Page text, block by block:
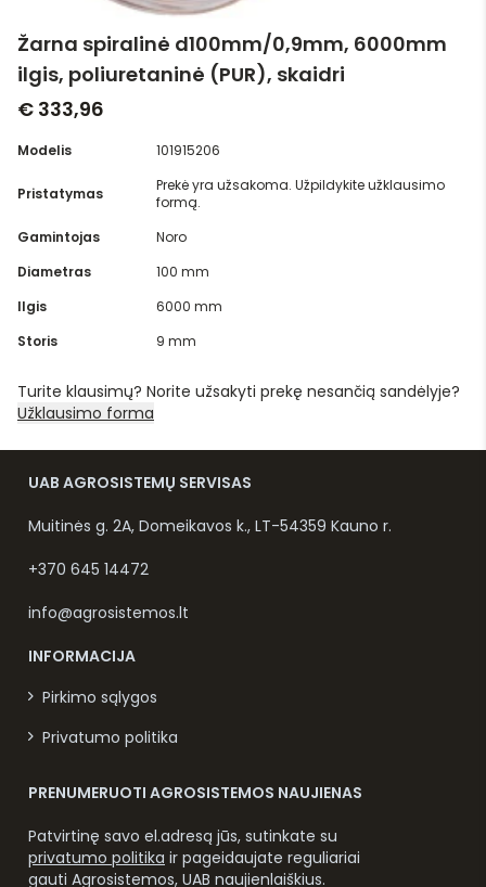
Žarna spiralinė d100mm/0,9mm, 6000mm
ilgis, poliuretaninė (PUR), skaidri
€ 333,96
Modelis 101915206
Pristatymas
Prekė yra užsakoma. Užpildykite užklausimo
formą.
Gamintojas
Noro
Diametras
100 mm
Ilgis
6000 mm
Storis
9 mm
Turite klausimų? Norite užsakyti prekę nesančią sandėlyje?
Užklausimo forma
UAB AGROSISTEMŲ SERVISAS
Muitinės g. 2A, Domeikavos k., LT-54359 Kauno r.
+370 645 14472
info@agrosistemos.lt
INFORMACIJA
Pirkimo sąlygos
Privatumo politika
PRENUMERUOTI AGROSISTEMOS NAUJIENAS
Patvirtinę savo el.adresą jūs, sutinkate su
privatumo politika ir pageidaujate reguliariai
gauti Agrosistemos, UAB naujienlaiškius.